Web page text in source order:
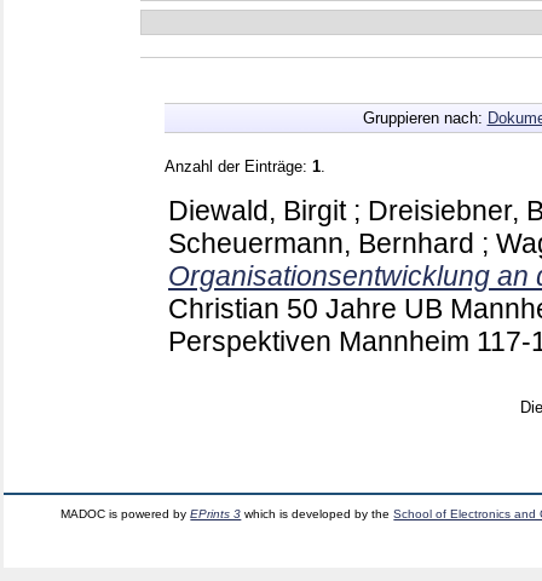
Gruppieren nach:
Anzahl der Einträge: 1
Diewald, Birgit; Dreisiebner,
Scheuermann, Bernhard ;
Organisationsentwicklung an
Christian 50 Jahre UB
Perspektiven Mannheim
MADOC is powered byEPrints 3 which is developed by theSchool of Electronics and